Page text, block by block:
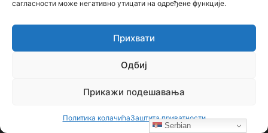
сагласности може негативно утицати на одређене функције.
Прихвати
Одбиј
Прикажи подешавања
Политика колачићаЗаштита приватности
Неки чланци (текстови и фотографије) на овом порталу
Уколико садрже нетачне наводе, вређају неког, или крше
нечија ауторска права – молимо Вас да нас о томе обавестите
Serbian